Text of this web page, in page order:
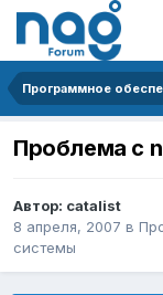
Программное
Проблема с
Автор: catalist
8 апреля, 2007 в
системы